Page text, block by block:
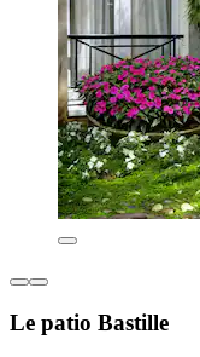
Le patio Bastille